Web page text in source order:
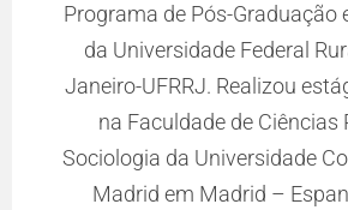
Programa de Pós-Graduação
da Universidade Federal
Janeiro-UFRRJ. Realizou
na Faculdade de Ciências
Sociologia da Universidade
Madrid em Madrid –